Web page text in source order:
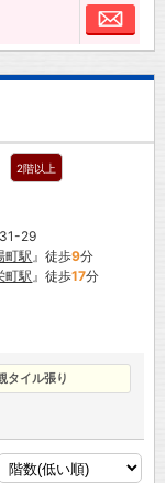
お
2階以上
29
町駅 』徒歩9分
町駅 』徒歩17分
タイル張り